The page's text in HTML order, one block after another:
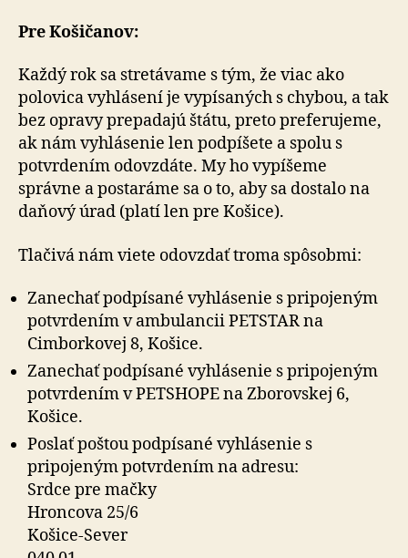
Pre Košičanov:
Každý rok sa stretávame s tým, že viac ako
polovica vyhlásení je vypísaných s chybou, a tak
bez opravy prepadajú štátu, preto preferujeme,
ak nám vyhlásenie len podpíšete a spolu s
potvrdením odovzdáte. My ho vypíšeme
správne a postaráme sa o to, aby sa dostalo na
daňový úrad (platí len pre Košice).
Tlačivá nám viete odovzdať troma spôsobmi:
Zanechať podpísané vyhlásenie s pripojeným
potvrdením v ambulancii PETSTAR na
Cimborkovej 8, Košice.
Zanechať podpísané vyhlásenie s pripojeným
potvrdením v PETSHOPE na Zborovskej 6,
Košice.
Poslať poštou podpísané vyhlásenie s
pripojeným potvrdením na adresu:
Srdce pre mačky
Hroncova 25/6
Košice-Sever